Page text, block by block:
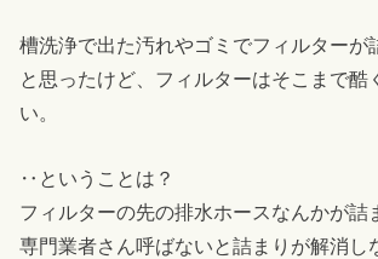
槽洗浄で出た汚れやゴミでフィルターが
と思ったけど、フィルターはそこまで酷
い。
‥ということは？
フィルターの先の排水ホースなんかが詰
専門業者さん呼ばないと詰まりが解消し